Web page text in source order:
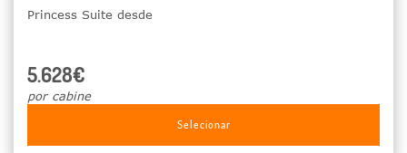
Princess Suite desde
5.628€
por cabine
Selecionar